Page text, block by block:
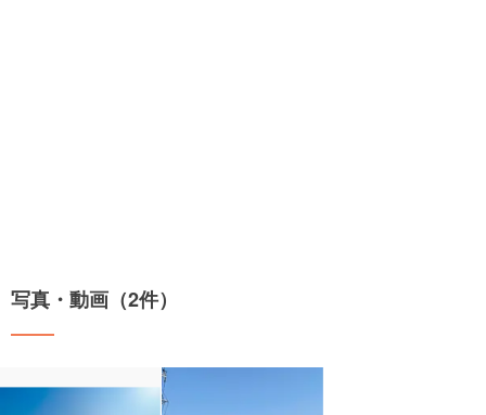
写真・動画（2件）